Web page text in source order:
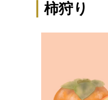
柿狩り